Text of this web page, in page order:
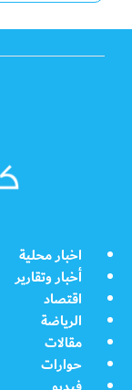
اخبار محلية
أخبار وتقارير
اقتصاد
الرياضة
مقالات
حوارات